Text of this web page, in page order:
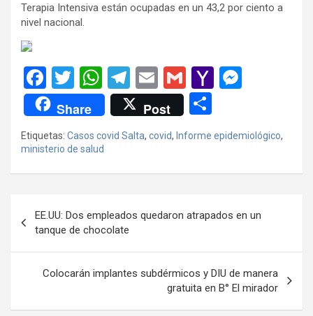
Terapia Intensiva están ocupadas en un 43,2 por ciento a
nivel nacional.
F
a
ce
b
o
k
T
wi
tt
er
W
h
at
s
A
p
T
el
e
gr
a
E
m
ail
G
m
ail
Y
o
o
ail
n
g
Share Post
m
p
tir
Etiquetas: Casos covid Salta, covid, Informe epidemiológico,
ministerio de salud
de
entradas
EE.UU: Dos empleados quedaron atrapados en un
tanque de chocolate
Colocarán implantes subdérmicos y DIU de manera
gratuita en B° El mirador